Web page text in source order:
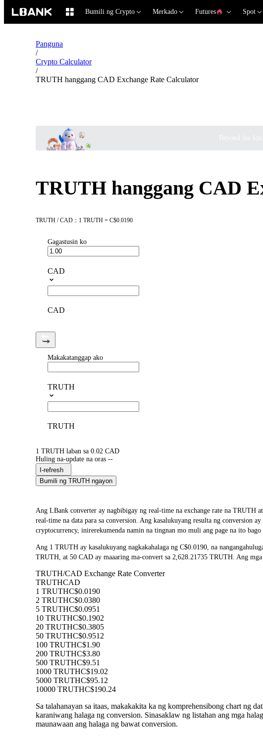
Bumili ng Crypto Merkado Futures Spot
Panguna
/
Crypto Calculator
/
TRUTH hanggang CAD Exchange Rate Calculator
Beyond the
TRUTH hanggang CAD
TRUTH / CAD：1 TRUTH = C$0.0190
Gagastusin ko
CAD
CAD
Makakatanggap ako
TRUTH
TRUTH
1 TRUTH laban sa 0.02 CAD
Huling na-update na oras --
I-refresh
Bumili ng TRUTH ngayon
Ang LBank converter ay nagbibigay ng real-time na exchange rate na
real-time na data para sa conversion. Ang kasalukuyang resulta ng conversion
cryptocurrency, inirerekumenda namin na tingnan mo muli ang page na ito
Ang 1 TRUTH ay kasalukuyang nagkakahalaga ng C$0.0190, na
TRUTH, at 50 CAD ay maaaring ma-convert sa 2,628.21735 TRUTH. Ang
TRUTH/CAD Exchange Rate Converter
TRUTHCAD
1 TRUTHC$0.0190
2 TRUTHC$0.0380
5 TRUTHC$0.0951
10 TRUTHC$0.1902
20 TRUTHC$0.3805
50 TRUTHC$0.9512
100 TRUTHC$1.90
200 TRUTHC$3.80
500 TRUTHC$9.51
1000 TRUTHC$19.02
5000 TRUTHC$95.12
10000 TRUTHC$190.24
Sa talahanayan sa itaas, makakakita ka ng komprehensibong chart ng
karaniwang halaga ng conversion. Sinasaklaw ng listahan ang mga
maunawaan ang halaga ng bawat conversion.